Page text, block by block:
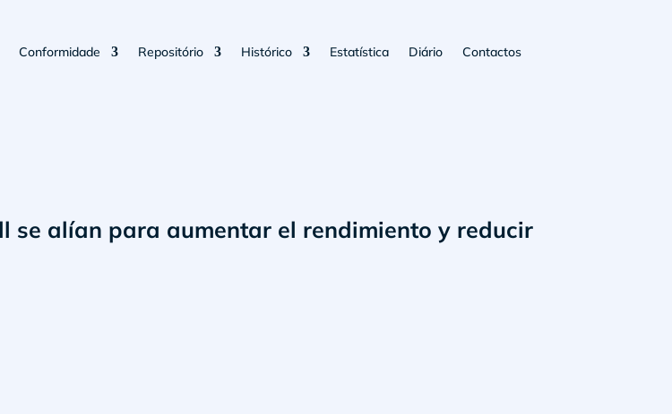
Conformidade Repositório Histórico Estatística Diário Contactos
se alían para aumentar el rendimiento y reducir